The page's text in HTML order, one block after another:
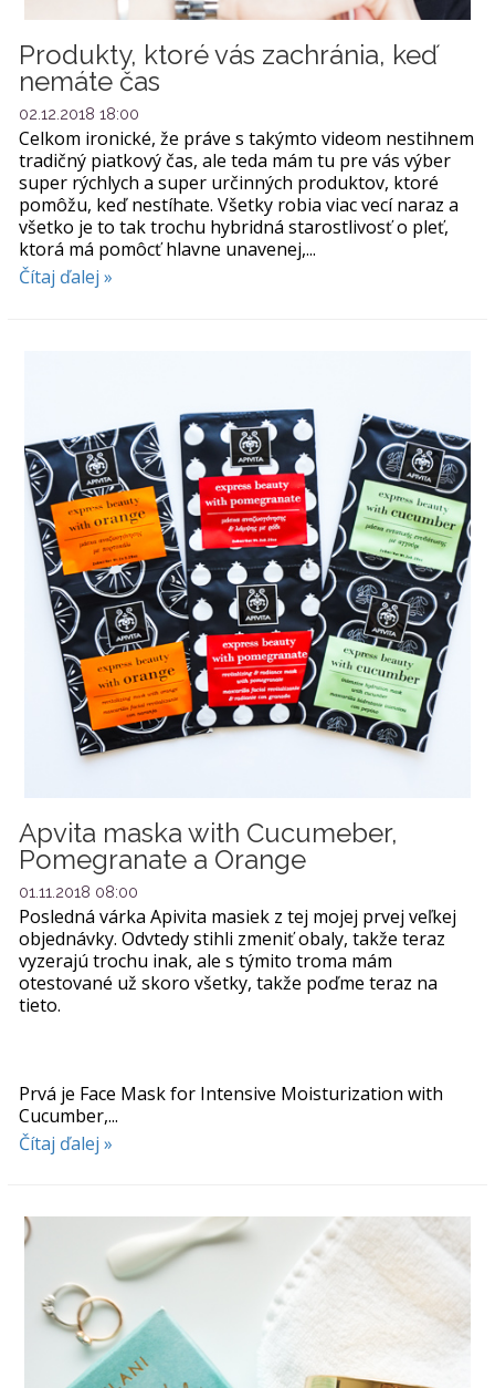
Produkty, ktoré vás zachránia, keď
nemáte čas
02.12.2018 18:00
Celkom ironické, že práve s takýmto videom nestihnem
tradičný piatkový čas, ale teda mám tu pre vás výber
super rýchlych a super určinných produktov, ktoré
pomôžu, keď nestíhate. Všetky robia viac vecí naraz a
všetko je to tak trochu hybridná starostlivosť o pleť,
ktorá má pomôcť hlavne unavenej,...
Čítaj ďalej »
Apvita maska with Cucumeber,
Pomegranate a Orange
01.11.2018 08:00
Posledná várka Apivita masiek z tej mojej prvej veľkej
objednávky. Odvtedy stihli zmeniť obaly, takže teraz
vyzerajú trochu inak, ale s týmito troma mám
otestované už skoro všetky, takže poďme teraz na
tieto.
Prvá je Face Mask for Intensive Moisturization with
Cucumber,...
Čítaj ďalej »